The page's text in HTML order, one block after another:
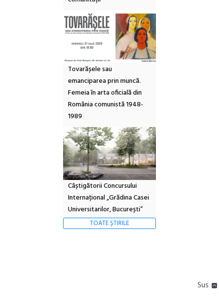
Tovarășele sau
emanciparea prin muncă.
Femeia în arta oficială din
România comunistă 1948-
1989
Câștigătorii Concursului
Internațional „Grădina Casei
Universitarilor, București”
TOATE ȘTIRILE
Sus